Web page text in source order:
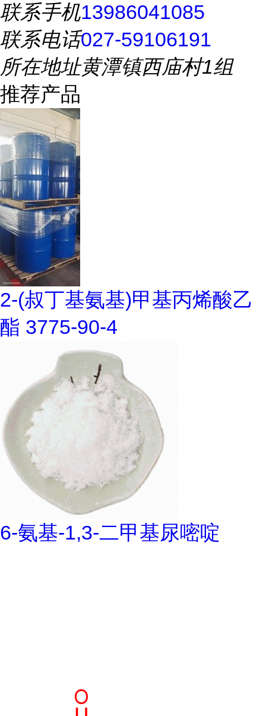
联系手机13986041085
联系电话027-59106191
所在地址黄潭镇西庙村1组
推荐产品
2-(叔丁基氨基)甲基丙烯酸乙
酯 3775-90-4
6-氨基-1,3-二甲基尿嘧啶